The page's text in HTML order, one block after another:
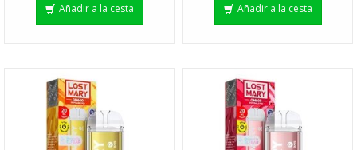
Añadir a la cesta
Añadir a la cesta